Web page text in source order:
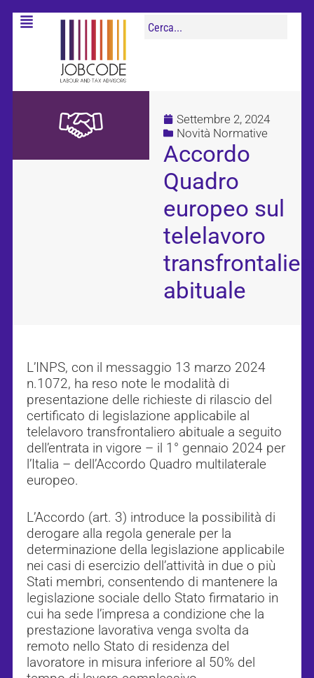
Settembre 2, 2024
Novità Normative
Accordo
Quadro
europeo sul
telelavoro
abituale
L’INPS, con il messaggio 13 marzo 2024
n.1072, ha reso note le modalità di
presentazione delle richieste di rilascio del
certificato di legislazione applicabile al
telelavoro transfrontaliero abituale a seguito
dell’entrata in vigore – il 1° gennaio 2024 per
l’Italia – dell’Accordo Quadro multilaterale
europeo.
L’Accordo (art. 3) introduce la possibilità di
derogare alla regola generale per la
determinazione della legislazione applicabile
nei casi di esercizio dell’attività in due o più
Stati membri, consentendo di mantenere la
legislazione sociale dello Stato firmatario in
cui ha sede l’impresa a condizione che la
prestazione lavorativa venga svolta da
remoto nello Stato di residenza del
lavoratore in misura inferiore al 50% del